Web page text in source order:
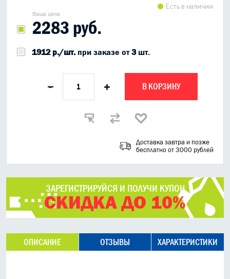
Ваша цена
2283 руб.
Есть в наличии
1912 р./шт. при заказе от3шт.
- + В КОРЗИНУ
Доставка завтра и позже
бесплатно от 3000 рублей
ЗАРЕГИСТРИРУЙСЯ И ПОЛУЧИ КУПОН
СКИДКА ДО 10%
ОПИСАНИЕ ОТЗЫВЫ ХАРАКТЕРИСТИКИ